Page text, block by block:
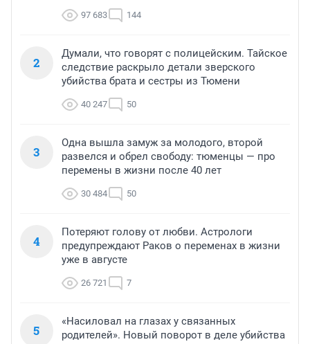
97 683 144
2
Думали, что говорят с полицейским. Тайское
следствие раскрыло детали зверского
убийства брата и сестры из Тюмени
40 247 50
3
Одна вышла замуж за молодого, второй
развелся и обрел свободу: тюменцы — про
перемены в жизни после 40 лет
30 484 50
4
Потеряют голову от любви. Астрологи
предупреждают Раков о переменах в жизни
уже в августе
26 721 7
5
«Насиловал на глазах у связанных
родителей». Новый поворот в деле убийства